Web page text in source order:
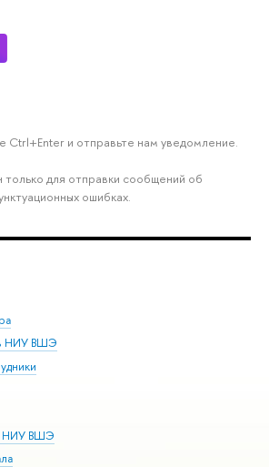
Ctrl+Enter и отправьте нам уведомление.
для отправки сообщений об
ошибках.
в НИУ ВШЭ
НИУ ВШЭ